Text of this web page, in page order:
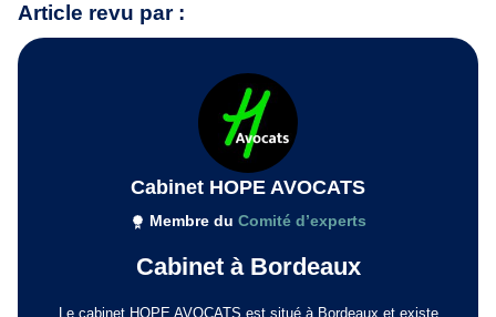
Article revu par :
Cabinet HOPE AVOCATS
Membre du Comité d’experts
Cabinet à Bordeaux
Le cabinet HOPE AVOCATS est situé à Bordeaux et existe